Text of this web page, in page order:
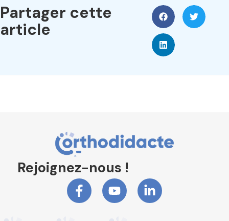
Partager cette
article
Rejoignez-nous !